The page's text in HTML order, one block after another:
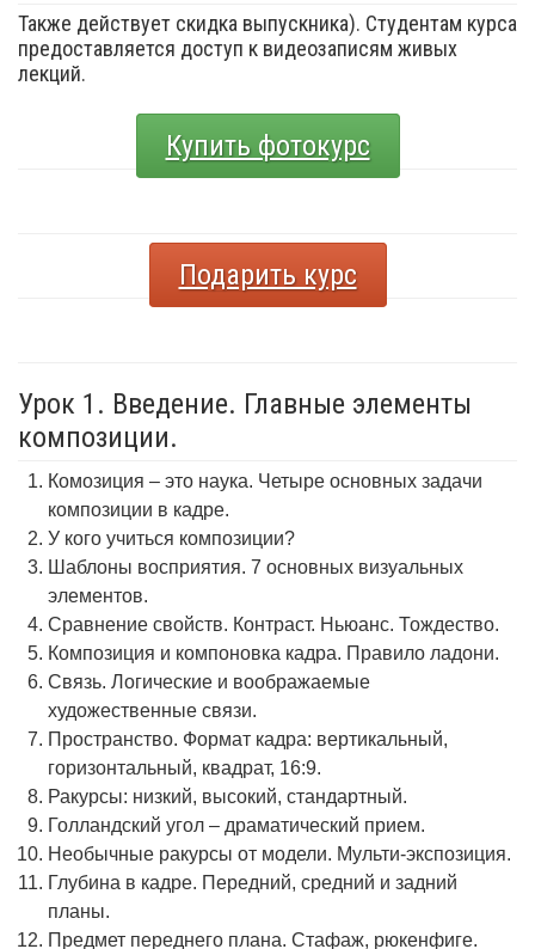
Также действует скидка выпускника). Студентам курса
предоставляется доступ к видеозаписям живых
лекций.
Купить фотокурс
Подарить курс
Урок 1. Введение. Главные элементы
композиции.
Комозиция – это наука. Четыре основных задачи
композиции в кадре.
У кого учиться композиции?
Шаблоны восприятия. 7 основных визуальных
элементов.
Сравнение свойств. Контраст. Ньюанс. Тождество.
Композиция и компоновка кадра. Правило ладони.
Связь. Логические и воображаемые
художественные связи.
Пространство. Формат кадра: вертикальный,
горизонтальный, квадрат, 16:9.
Ракурсы: низкий, высокий, стандартный.
Голландский угол – драматический прием.
Необычные ракурсы от модели. Мульти-экспозиция.
Глубина в кадре. Передний, средний и задний
планы.
Предмет переднего плана. Стафаж, рюкенфиге.